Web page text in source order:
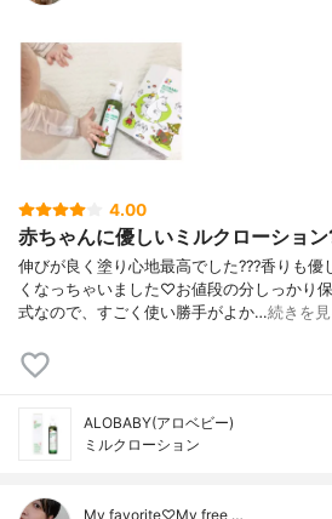
4.00
赤ちゃんに優しいミルクローション
伸びが良く塗り心地最高でした???香りも優
くなっちゃいました♡お値段の分しっかり
式なので、すごく使い勝手がよか…続きを
ALOBABY(アロベビー)
ミルクローション
My favorite♡My free …